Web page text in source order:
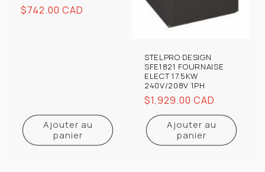
Prix
$742.00 CAD
Ajouter au
panier
STELPRO DESIGN
SFE1821 FOURNAISE
ELECT 17.5KW
240V/208V 1PH
Prix
habituel
$1,929.00 CAD
Ajouter au
panier